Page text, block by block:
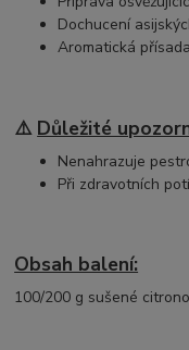
Dochucení
Aromatická
⚠️ Důležité
Nenahrazuje
Při zdravotních
Obsah balení:
100/200 g sušené